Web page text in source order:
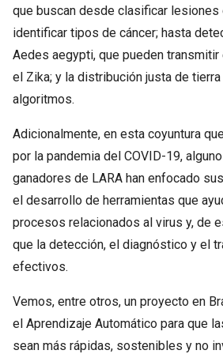
que buscan desde clasificar lesiones
identificar tipos de cáncer; hasta
Aedes aegypti, que pueden
el Zika; y la distribución justa de
algoritmos.
Adicionalmente, en esta coyuntura
por la pandemia del COVID-19,
ganadores de LARA han enfocado
el desarrollo de herramientas que
procesos relacionados al virus y, de
que la detección, el diagnóstico y el
efectivos.
Vemos, entre otros, un proyecto en
el Aprendizaje Automático para que
sean más rápidas, sostenibles y no